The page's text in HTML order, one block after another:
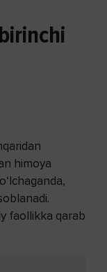
himoya
faollikka qarab